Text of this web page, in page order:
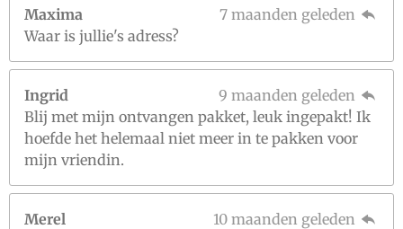
Maxima
7 maanden geleden
Waar is jullie's adress?
Ingrid
9 maanden geleden
Blij met mijn ontvangen pakket, leuk ingepakt! Ik
hoefde het helemaal niet meer in te pakken voor
mijn vriendin.
Merel
10 maanden geleden